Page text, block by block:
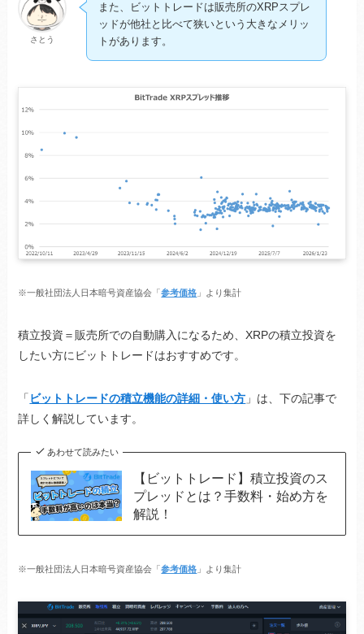
さとう
また、ビットトレードは販売所のXRPスプレ
ッドが他社と比べて狭いという大きなメリッ
トがあります。
※一般社団法人日本暗号資産協会「参考価格 」より集計
積立投資＝販売所での自動購入になるため、XRPの積立投資を
したい方にビットトレードはおすすめです。
「 ビットトレードの積立機能の詳細・使い方 」は、下の記事で
詳しく解説しています。
あわせて読みたい
【ビットトレード】積立投資のス
プレッドとは？手数料・始め方を
解説！
※一般社団法人日本暗号資産協会「参考価格 」より集計